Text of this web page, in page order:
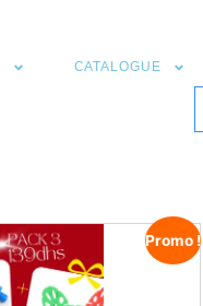
CATALOGUE
Promo !